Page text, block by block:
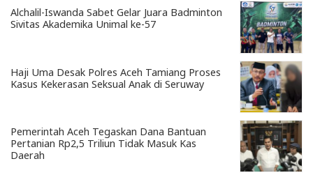
Alchalil-Iswanda Sabet Gelar Juara Badminton
Sivitas Akademika Unimal ke-57
Haji Uma Desak Polres Aceh Tamiang Proses
Kasus Kekerasan Seksual Anak di Seruway
Pemerintah Aceh Tegaskan Dana Bantuan
Pertanian Rp2,5 Triliun Tidak Masuk Kas
Daerah